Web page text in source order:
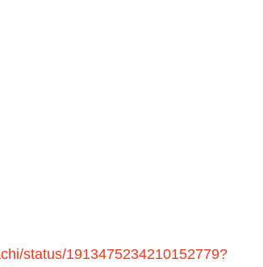
status/1913475234210152779?